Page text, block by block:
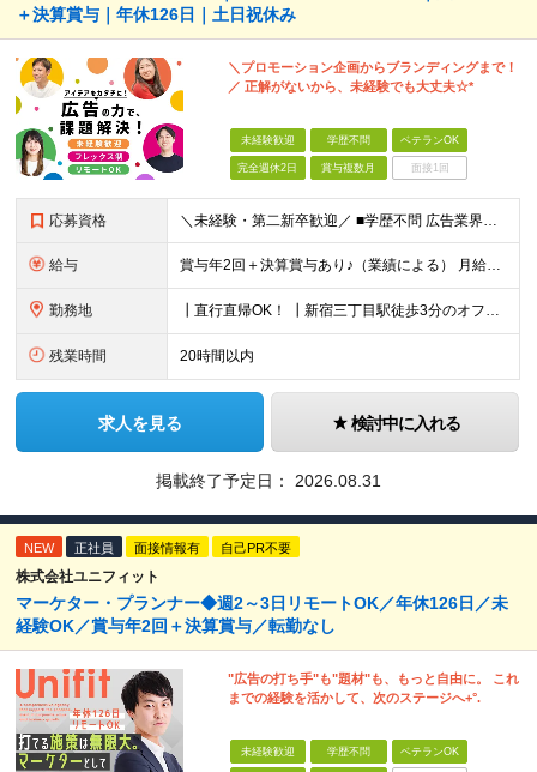
＋決算賞与｜年休126日｜土日祝休み
＼プロモーション企画からブランディングまで！
／ 正解がないから、未経験でも大丈夫☆*
未経験歓迎 学歴不問 ベテランOK
完全週休2日 賞与複数月 面接1回
応募資格 ＼未経験・第二新卒歓迎／ ■学歴不問 広告業界の知識や経験は一切不問。 未経験から活躍している先輩が多数在籍中です！ ＜こんな方にオススメです！＞ ◎広告・マーケティングの世界に興味がある ◎自
給与 賞与年2回＋決算賞与あり♪（業績による） 月給30万円～ ※上記月給額を目安として、経験や前職給与などを踏まえ、相談のうえ給与額が変動する可能性がございます。 ※試用期間中は賞与対象外となります。
勤務地 ┃直行直帰OK！ ┃新宿三丁目駅徒歩3分のオフィス ┃転勤なし 【本社】 東京都新宿区新宿5-13-9 太平洋不動産新宿ビル 2F ＼オフィスの雰囲気についてご紹介／ 落ち着いた色味でまとめられた
残業時間 20時間以内
求人を見る 検討中に入れる
掲載終了予定日： 2026.08.31
NEW 正社員 面接情報有 自己PR不要
株式会社ユニフィット
マーケター・プランナー◆週2～3日リモートOK／年休126日／未
経験OK／賞与年2回＋決算賞与／転勤なし
"広告の打ち手"も"題材"も、もっと自由に。 これ
までの経験を活かして、次のステージへ+°.
未経験歓迎 学歴不問 ベテランOK